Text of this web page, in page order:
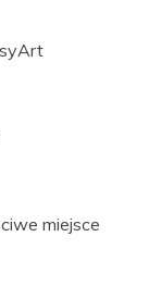
miejsce